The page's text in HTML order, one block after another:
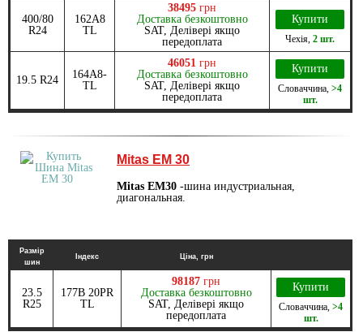
400/80
R24
162A8
TL
38495 грн
Доставка безкоштовно
SAT, Делівері якщо
передоплата
Купити
Чехія 2 шт.
19.5 R24
164A8-
TL
46051 грн
Доставка безкоштовно
SAT, Делівері якщо
передоплата
Купити
Словаччина >4
шт.
Mitas EM 30
Mitas EM30 -шина индустриальная,
диагональная.
Размір
шин
Індекс Ціна, грн
23.5
R25
177B 20PR
TL
98187 грн
Доставка безкоштовно
SAT, Делівері якщо
передоплата
Купити
Словаччина >4
шт.